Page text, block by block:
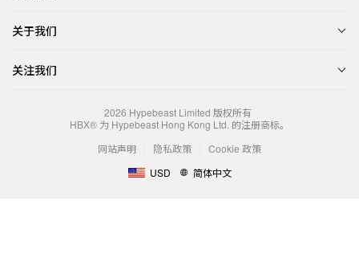
关于我们
关注我们
2026 Hypebeast Limited 版权所有
HBX® 为 Hypebeast Hong Kong Ltd. 的注册商标。
网站声明
隐私政策
Cookie 政策
USD
简体中文